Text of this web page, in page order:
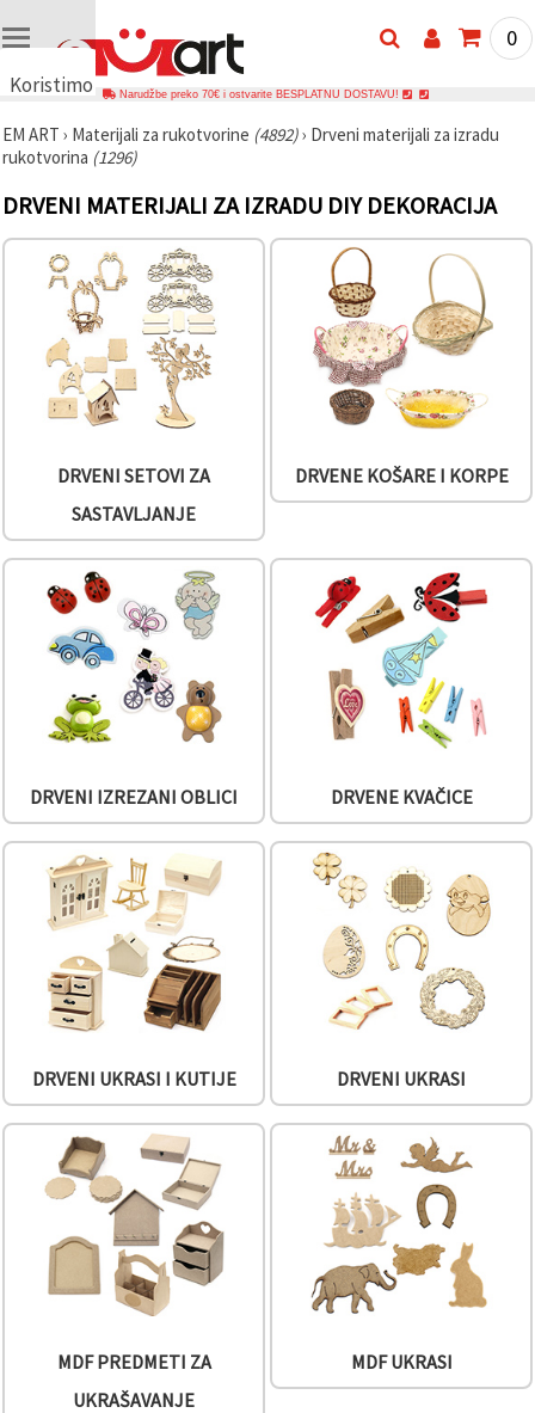
Koristimo
🍪
Koristimo
slične
tehnologije
kako bismo
osigurali
ispravno
funkcioniranje
stranice,
poboljšali
korisničko
iskustvo i,
analizirali
promet te
prikazivali
relevantniji
sadržaj i
oglase,
uključujući
uz pomoć
partnera za
analitiku i
pristati na
korištenje
klikom na
"Prihvati
sve!" Ili
naznačiti
preferencije
Postavkama
odabirom
određene
kolačića i
klikom na
"Spremi".
Prihvati
sve
Postavke
0
Narudžbe preko 70€ i ostvarite BESPLATNU DOSTAVU!
EM ART › Materijali za rukotvorine (4892)› Drveni materijali za izradu
rukotvorina (1296)
DRVENI MATERIJALI ZA IZRADU DIY DEKORACIJA
DRVENI SETOVI ZA
SASTAVLJANJE
DRVENE KOŠARE I KORPE
DRVENI IZREZANI OBLICI DRVENE KVAČICE
DRVENI UKRASI I KUTIJE DRVENI UKRASI
MDF PREDMETI ZA
UKRAŠAVANJE
MDF UKRASI